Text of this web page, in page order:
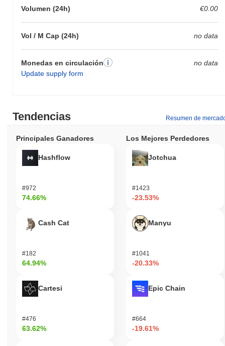
Volumen (24h) €0.00
Vol / M Cap (24h) no data
Monedas en circulación
Update supply form
no data
Tendencias Resumen de
Principales Ganadores
Hashflow
#972
74.66%
Cash Cat
#182
64.94%
Cartesi
#476
63.62%
Los Mejores Perdedores
Jotchua
#1423
-23.53%
Manyu
#1041
-20.33%
Epic Chain
#664
-19.61%